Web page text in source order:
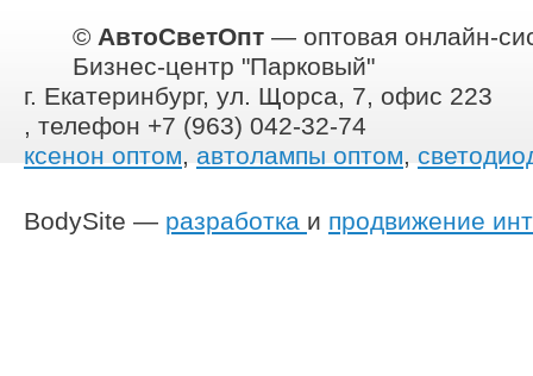
© АвтоСветОпт — оптовая онлайн-
Бизнес-центр "Парковый"
г. Екатеринбург, ул. Щорса, 7, офис 223
, телефон +7 (963) 042-32-74
ксенон оптом, автолампы оптом,
BodySite — разработка и продвижение